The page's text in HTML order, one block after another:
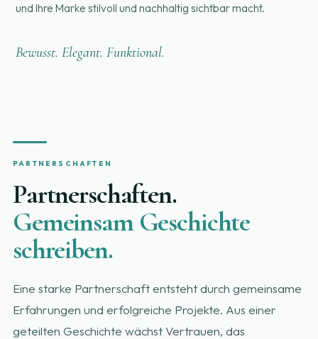
und Ihre Marke stilvoll und nachhaltig sichtbar macht.
Bewusst. Elegant. Funktional.
PARTNERSCHAFTEN
Partnerschaften.
Gemeinsam Geschichte
schreiben.
Eine starke Partnerschaft entsteht durch gemeinsame
Erfahrungen und erfolgreiche Projekte. Aus einer
geteilten Geschichte wächst Vertrauen, das